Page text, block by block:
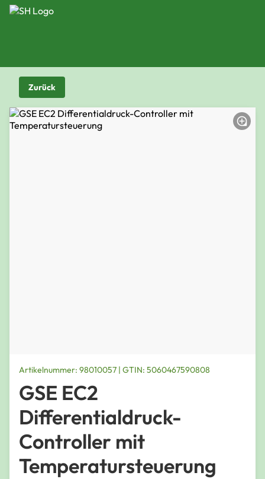
Zurück
Artikelnummer: 98010057 | GTIN: 5060467590808
GSE EC2
Differentialdruck-
Controller mit
Temperatursteuerung